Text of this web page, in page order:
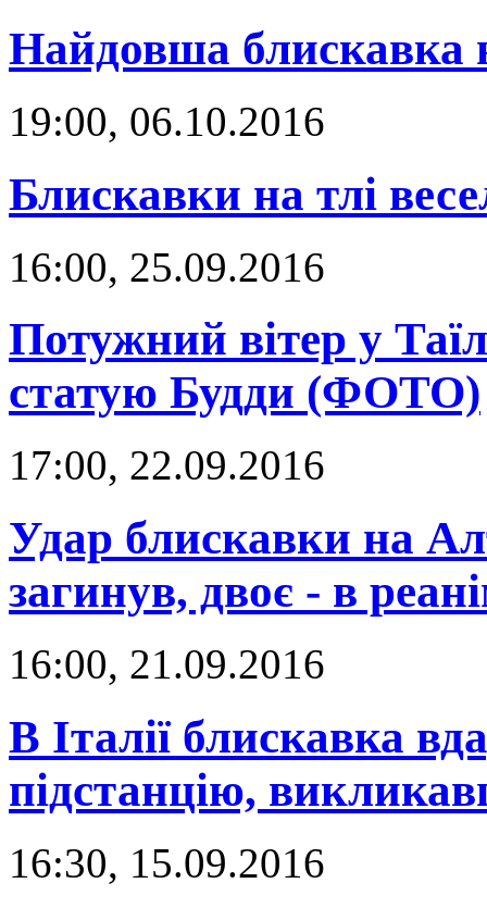
Найдовша блискавка в
19:00, 06.10.2016
Блискавки на тлі
16:00, 25.09.2016
Потужний вітер у
статую Будди (ФОТО)
17:00, 22.09.2016
Удар блискавки на
загинув, двоє - в
16:00, 21.09.2016
В Італії блискавка
підстанцію,
16:30, 15.09.2016